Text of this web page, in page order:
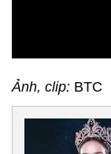
Ảnh, clip: BTC